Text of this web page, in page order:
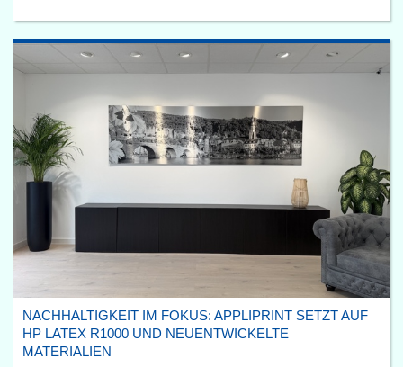
NACHHALTIGKEIT IM FOKUS: APPLIPRINT SETZT AUF
HP LATEX R1000 UND NEUENTWICKELTE
MATERIALIEN